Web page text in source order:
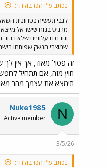
י
נכתב ע"י הפרבולה1:
לגבי תעשיה בטחונית
מרגיש בנוח שישראל
וגורמים עלומים שלא ברור
שמוצרי הנשק שפותחו
זה פסול מאוד, אך אין לך
חוץ מזה, אם תתחיל
תימצא את עצמך מהר
N
Nuke1985
Active member
3/5/26
נכתב ע"י הפרבולה1: